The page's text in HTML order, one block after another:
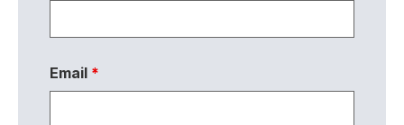
Email *